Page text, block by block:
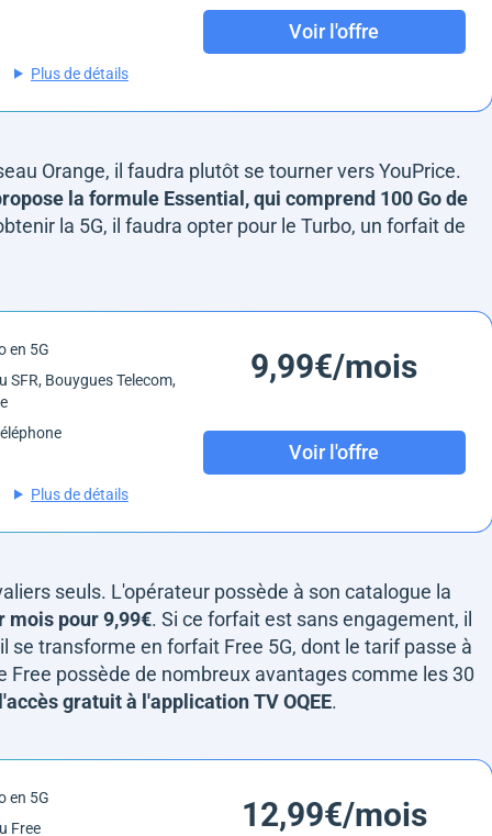
Voir l'offre
Plus de détails
Orange, il faudra plutôt se tourner vers YouPrice.
la formule Essential, qui comprend 100 Go de
la 5G, il faudra opter pour le Turbo, un forfait de
en 5G
SFR, Bouygues Telecom,
9,99€/mois
Voir l'offre
Plus de détails
seuls. L'opérateur possède à son catalogue la
mois pour 9,99€. Si ce forfait est sans engagement, il
se transforme en forfait Free 5G, dont le tarif passe à
Free possède de nombreux avantages comme les 30
l'accès gratuit à l'application TV OQEE.
en 5G
Free
12,99€/mois